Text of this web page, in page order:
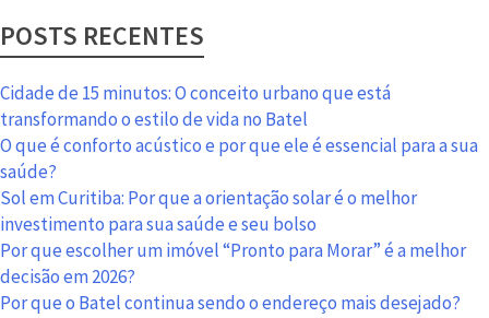
13%
em
vendas
Curitiba
POSTS RECENTES
Cidade de 15 minutos: O conceito urbano que está
transformando o estilo de vida no Batel
O que é conforto acústico e por que ele é essencial para a sua
saúde?
Sol em Curitiba: Por que a orientação solar é o melhor
investimento para sua saúde e seu bolso
Por que escolher um imóvel “Pronto para Morar” é a melhor
decisão em 2026?
Por que o Batel continua sendo o endereço mais desejado?